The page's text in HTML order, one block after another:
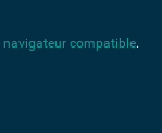
navigateur compatible.